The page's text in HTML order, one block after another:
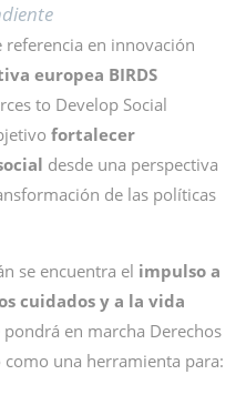
en innovación
europea BIRDS
to Develop Social
fortalecer
desde una perspectiva
de las políticas
se encuentra el impulso a
cuidados y a la vida
pondrá en marcha Derechos
como una herramienta para: